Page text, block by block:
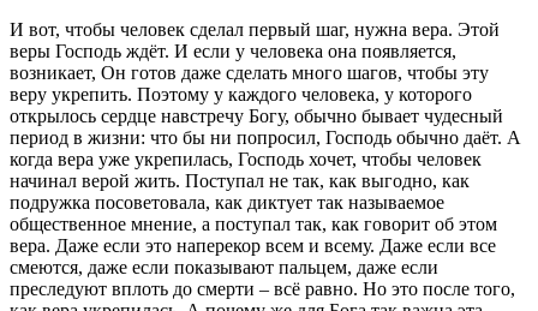
И вот, чтобы человек сделал первый шаг, нужна вера. Этой
веры Господь ждёт. И если у человека она появляется,
возникает, Он готов даже сделать много шагов, чтобы эту
веру укрепить. Поэтому у каждого человека, у которого
открылось сердце навстречу Богу, обычно бывает чудесный
период в жизни: что бы ни попросил, Господь обычно даёт. А
когда вера уже укрепилась, Господь хочет, чтобы человек
начинал верой жить. Поступал не так, как выгодно, как
подружка посоветовала, как диктует так называемое
общественное мнение, а поступал так, как говорит об этом
вера. Даже если это наперекор всем и всему. Даже если все
смеются, даже если показывают пальцем, даже если
преследуют вплоть до смерти – всё равно. Но это после того,